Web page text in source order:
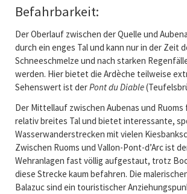
Befahrbarkeit:
Der Oberlauf zwischen der Quelle und
durch ein enges Tal und kann nur in der Zeit
Schneeschmelze und nach starken
werden. Hier bietet die Ardèche teilweise
Sehenswert ist derPont du Diable
Der Mittellauf zwischen Aubenas und
relativ breites Tal und bietet interessante,
Wasserwanderstrecken mit vielen
Zwischen Ruoms und Vallon-Pont-d’Arc ist
Wehranlagen fast völlig aufgestaut, trotz
diese Strecke kaum befahren. Die
Balazuc sind ein touristischer